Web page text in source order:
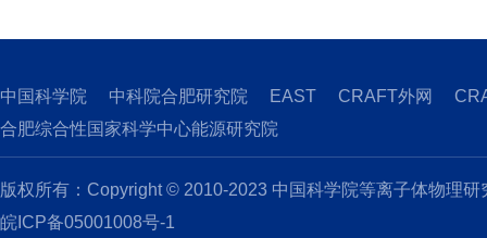
中国科学院 中科院合肥研究院 EAST CRAFT外网
合肥综合性国家科学中心能源研究院
版权所有：Copyright © 2010-2023 中国科学院等离子体物理
皖ICP备05001008号-1